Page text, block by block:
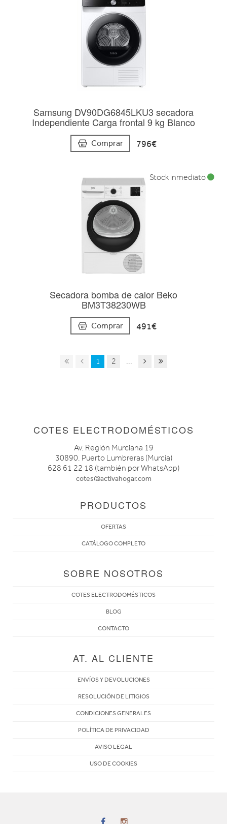
Samsung DV90DG6845LKU3 secadora
Independiente Carga frontal 9 kg Blanco
Comprar 796€
Secadora bomba de calor Beko
BM3T38230WB
Comprar 491€
Stock inmediato
1 2 ...
COTES ELECTRODOMÉSTICOS
Av. Región Murciana 19
30890. Puerto Lumbreras (Murcia)
628 61 22 18 (también por WhatsApp)
cotes@activahogar.com
PRODUCTOS
OFERTAS
CATÁLOGO COMPLETO
SOBRE NOSOTROS
COTES ELECTRODOMÉSTICOS
BLOG
CONTACTO
AT. AL CLIENTE
ENVÍOS Y DEVOLUCIONES
RESOLUCIÓN DE LITIGIOS
CONDICIONES GENERALES
POLÍTICA DE PRIVACIDAD
AVISO LEGAL
USO DE COOKIES